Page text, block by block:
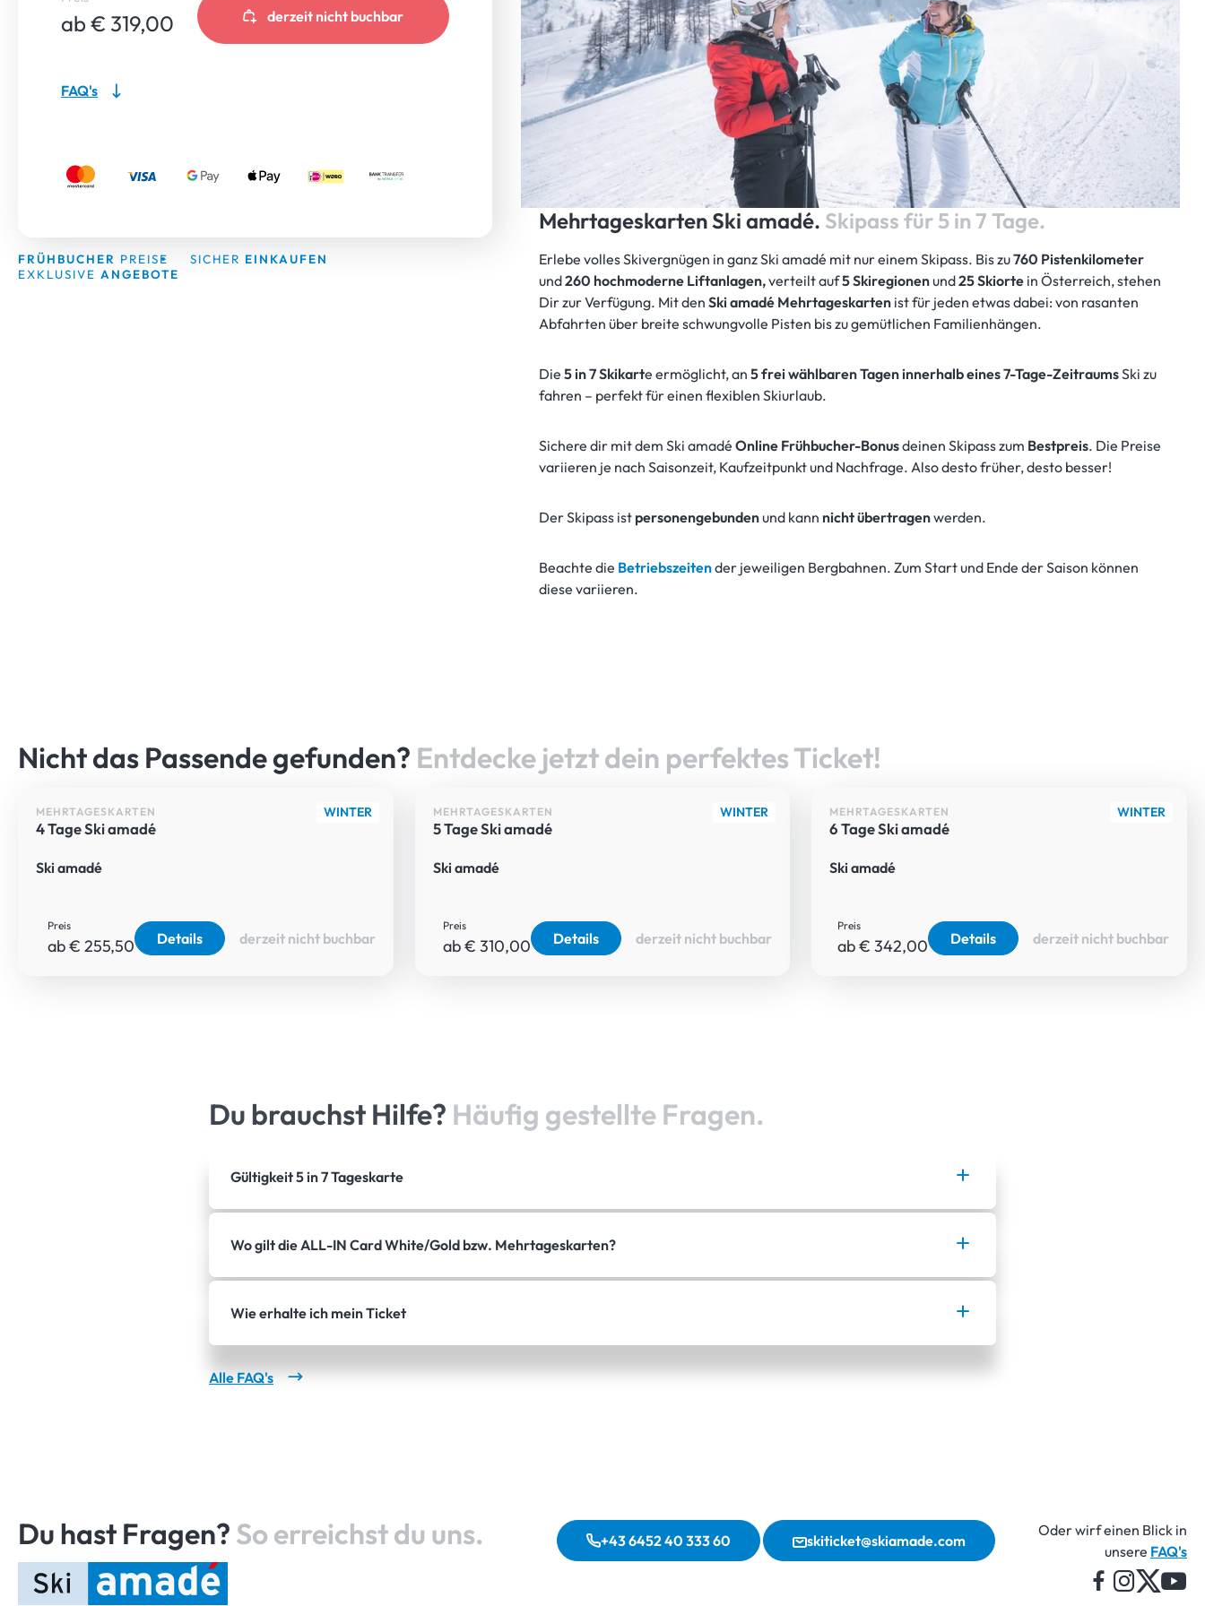
ab € 319,00 derzeit nicht buchbar
FAQ's
FRÜHBUCHER PREISE SICHER EINKAUFEN
EXKLUSIVE ANGEBOTE
Mehrtageskarten Ski amadé. Skipass für 5 in 7 Tage.
Erlebe volles Skivergnügen in ganz Ski amadé mit nur einem Skipass. Bis zu760 Pistenkilometer
und260 hochmoderne Liftanlagen,verteilt auf5 Skiregionenund25 Skiorte in Österreich, stehen
Dir zur Verfügung. Mit denSki amadé Mehrtageskarten ist für jeden etwas dabei: von rasanten
Abfahrten über breite schwungvolle Pisten bis zu gemütlichen Familienhängen.
Die5 in 7 Skikarte ermöglicht, an5 frei wählbaren Tagen innerhalb eines 7-Tage-ZeitraumsSki zu
fahren – perfekt für einen flexiblen Skiurlaub.
Sichere dir mit dem Ski amadéOnline Frühbucher-Bonusdeinen Skipass zum Bestpreis. Die Preise
variieren je nach Saisonzeit, Kaufzeitpunkt und Nachfrage. Also desto früher, desto besser!
Der Skipass ist personengebundenund kann nicht übertragenwerden.
Beachte die Betriebszeitender jeweiligen Bergbahnen. Zum Start und Ende der Saison können
diese variieren.
Nicht das Passende gefunden? Entdecke jetzt dein perfektes Ticket!
WINTER
MEHRTAGESKARTEN
4 Tage Ski amadé
Ski amadé
Preis
ab € 255,50 Details derzeit nicht buchbar
WINTER
MEHRTAGESKARTEN
5 Tage Ski amadé
Ski amadé
Preis
ab € 310,00 Details derzeit nicht buchbar
WINTER
MEHRTAGESKARTEN
6 Tage Ski amadé
Ski amadé
Preis
ab € 342,00 Details derzeit nicht buchbar
Du brauchst Hilfe? Häufig gestellte Fragen.
Gültigkeit 5 in 7 Tageskarte
Wo gilt die ALL-IN Card White/Gold bzw. Mehrtageskarten?
Wie erhalte ich mein Ticket
Alle FAQ's
Du hast Fragen? So erreichst du uns. +43 6452 40 333 60 skiticket@skiamade.com
Oder wirf einen Blick in
unsere FAQ's